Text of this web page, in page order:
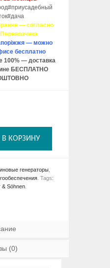
— согласно
— можно
бесплатно
100% — доставка
БЕСПЛАТНО
КОРЗИНУ
генераторы
Tags:
& Söhnen
(0)